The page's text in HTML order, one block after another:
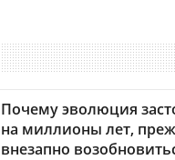
Почему эволюция
на миллионы лет,
внезапно